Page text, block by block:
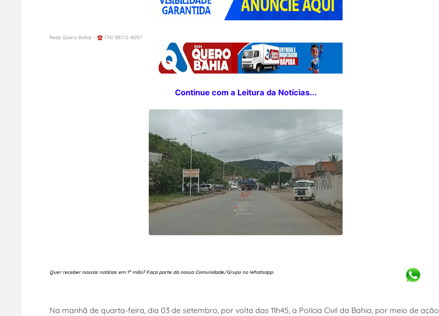
Rede Quero Bahia - ☎️ (74) 98112-8057
Continue com a Leitura da Notícias...
Quer receber nossas notícias em 1ª mão? Faça parte da nossa Comunidade/Grupo no Whatsapp.
Na manhã de quarta-feira, dia 03 de setembro, por volta das 11h45, a Polícia Civil da Bahia, por meio de ação